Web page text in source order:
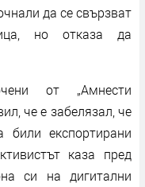
да се свързват
но отказа да
от „Амнести
че е забелязал, че
експортирани
каза пред
си на дигитални